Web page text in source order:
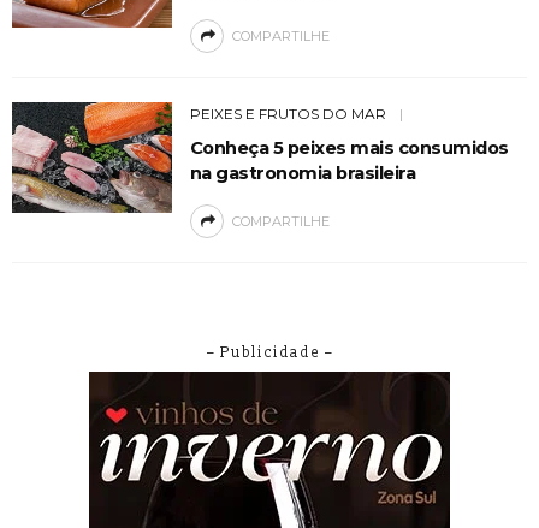
COMPARTILHE
PEIXES E FRUTOS DO MAR
Conheça 5 peixes mais consumidos
na gastronomia brasileira
COMPARTILHE
– Publicidade –